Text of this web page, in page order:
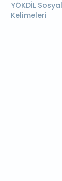
YÖKDİL Sosyal
Kelimeleri